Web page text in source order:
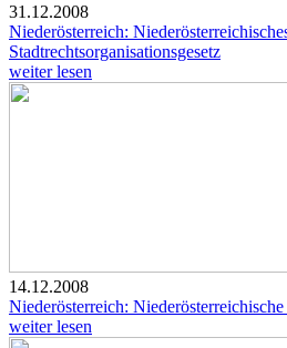
31.12.2008
Niederösterreich:
Stadtrechtsorganisationsgesetz
weiter lesen
14.12.2008
Niederösterreich:
weiter lesen